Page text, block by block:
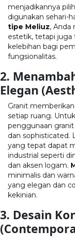
menjadikannya
digunakan sehari-
tipe Meliuz, Anda
estetik, tetapi juga
kelebihan bagi
fungsionalitas.
2.
Elegan
Granit
setiap ruang.
penggunaan
dan sophisticated.
yang tepat dapat
industrial seperti
dan aksen logam.
minimalis dan
yang elegan dan
kekinian.
3. Desain